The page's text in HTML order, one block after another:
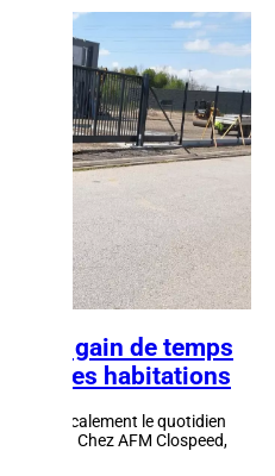
: gain de temps
pour les habitations
radicalement le quotidien
accrue. Chez AFM Clospeed,